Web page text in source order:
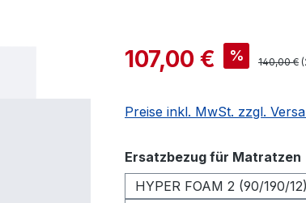
107,00 € % 140,00 €
Preise inkl. MwSt. zzgl.
Ersatzbezug für Matratzen
HYPER FOAM 2 (90/190/12)